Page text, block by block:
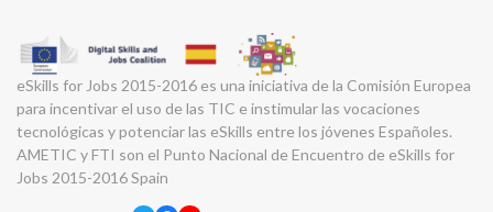
eSkills for Jobs 2015-2016 es una iniciativa de la Comisión Europea
para incentivar el uso de las TIC e instimular las vocaciones
tecnológicas y potenciar las eSkills entre los jóvenes Españoles.
AMETIC y FTI son el Punto Nacional de Encuentro de eSkills for
Jobs 2015-2016 Spain